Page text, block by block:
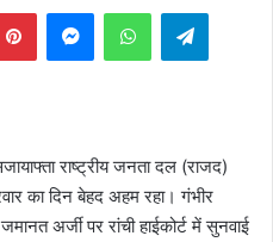
PinterestMessengerWhatsApp
राष्‍ट्रीय जनता दल (राजद)
का दिन बेहद अहम रहा। गंभीर
अर्जी पर रांची हाईकोर्ट में सुनवाई